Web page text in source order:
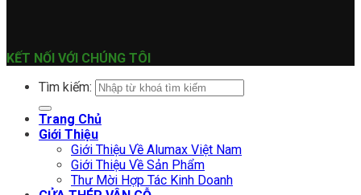
KẾT NỐI VỚI CHÚNG TÔI
Tìm kiếm:
Trang Chủ
Giới Thiệu
Giới Thiệu Về Alumax Việt Nam
Giới Thiệu Về Sản Phẩm
Thư Mời Hợp Tác Kinh Doanh